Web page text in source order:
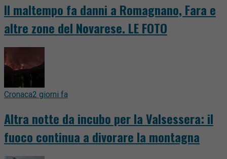
Il maltempo fa danni a Romagnano, Fara e
altre zone del Novarese. LE FOTO
Cronaca2 giorni fa
Altra notte da incubo per la Valsessera: il
fuoco continua a divorare la montagna